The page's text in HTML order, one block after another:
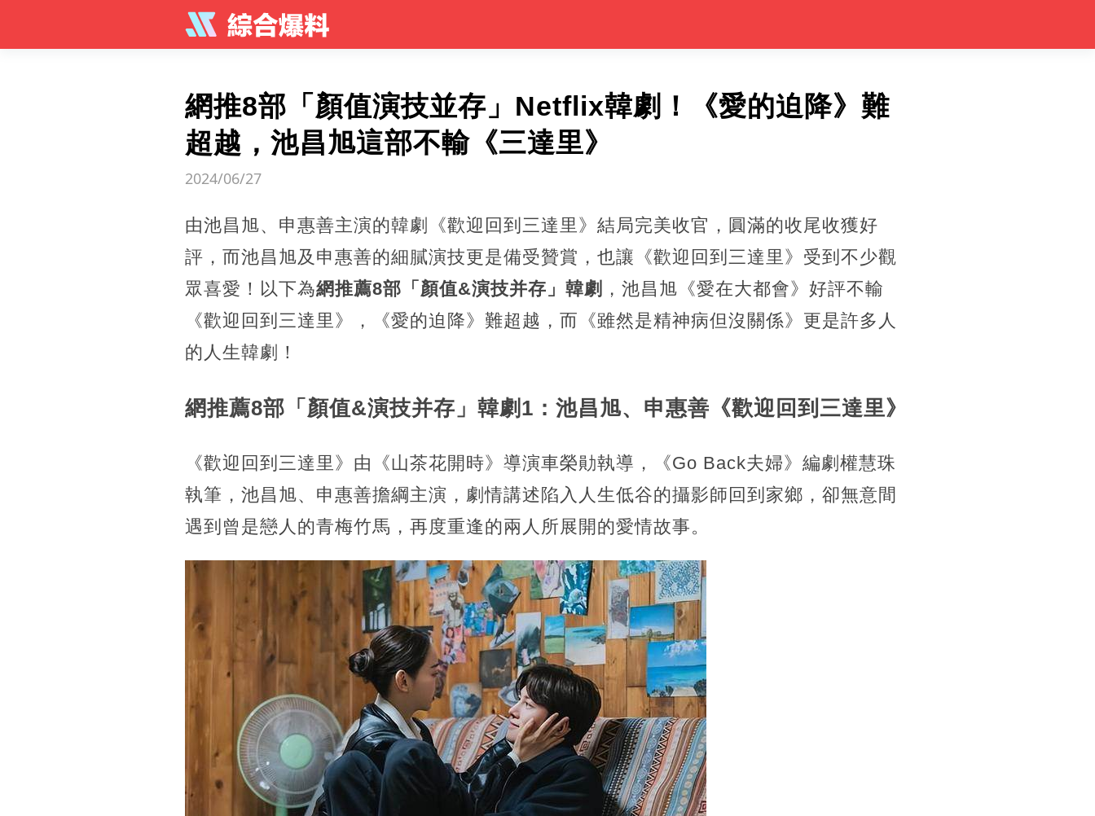
網推8部「顏值演技並存」Netflix韓劇！《愛的迫降》難
超越，池昌旭這部不輸《三達里》
2024/06/27
由池昌旭、申惠善主演的韓劇《歡迎回到三達里》結局完美收官，圓滿的收尾收獲好
評，而池昌旭及申惠善的細膩演技更是備受贊賞，也讓《歡迎回到三達里》受到不少觀
眾喜愛！以下為網推薦8部「顏值&演技并存」韓劇 ，池昌旭《愛在大都會》好評不輸
《歡迎回到三達里》，《愛的迫降》難超越，而《雖然是精神病但沒關係》更是許多人
的人生韓劇！
網推薦8部「顏值&演技并存」韓劇1：池昌旭、申惠善《歡迎回到三達里》
《歡迎回到三達里》由《山茶花開時》導演車榮勛執導，《Go Back夫婦》編劇權慧珠
執筆，池昌旭、申惠善擔綱主演，劇情講述陷入人生低谷的攝影師回到家鄉，卻無意間
遇到曾是戀人的青梅竹馬，再度重逢的兩人所展開的愛情故事。